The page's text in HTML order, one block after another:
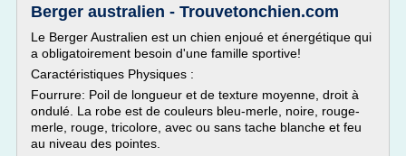
Berger australien - Trouvetonchien.com
Le Berger Australien est un chien enjoué et énergétique qui
a obligatoirement besoin d'une famille sportive!
Caractéristiques Physiques :
Fourrure: Poil de longueur et de texture moyenne, droit à
ondulé. La robe est de couleurs bleu-merle, noire, rouge-
merle, rouge, tricolore, avec ou sans tache blanche et feu
au niveau des pointes.